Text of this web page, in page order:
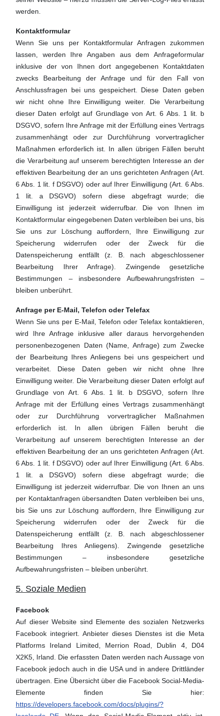
werden.
Kontaktformular
Wenn Sie uns per Kontaktformular Anfragen zukommen
lassen, werden Ihre Angaben aus dem Anfrageformular
inklusive der von Ihnen dort angegebenen Kontaktdaten
zwecks Bearbeitung der Anfrage und für den Fall von
Anschlussfragen bei uns gespeichert. Diese Daten geben
wir nicht ohne Ihre Einwilligung weiter. Die Verarbeitung
dieser Daten erfolgt auf Grundlage von Art. 6 Abs. 1 lit. b
DSGVO, sofern Ihre Anfrage mit der Erfüllung eines Vertrags
zusammenhängt oder zur Durchführung vorvertraglicher
Maßnahmen erforderlich ist. In allen übrigen Fällen beruht
die Verarbeitung auf unserem berechtigten Interesse an der
effektiven Bearbeitung der an uns gerichteten Anfragen (Art.
6 Abs. 1 lit. f DSGVO) oder auf Ihrer Einwilligung (Art. 6 Abs.
1 lit. a DSGVO) sofern diese abgefragt wurde; die
Einwilligung ist jederzeit widerrufbar. Die von Ihnen im
Kontaktformular eingegebenen Daten verbleiben bei uns, bis
Sie uns zur Löschung auffordern, Ihre Einwilligung zur
Speicherung widerrufen oder der Zweck für die
Datenspeicherung entfällt (z. B. nach abgeschlossener
Bearbeitung Ihrer Anfrage). Zwingende gesetzliche
Bestimmungen – insbesondere Aufbewahrungsfristen –
bleiben unberührt.
Anfrage per E-Mail, Telefon oder Telefax
Wenn Sie uns per E-Mail, Telefon oder Telefax kontaktieren,
wird Ihre Anfrage inklusive aller daraus hervorgehenden
personenbezogenen Daten (Name, Anfrage) zum Zwecke
der Bearbeitung Ihres Anliegens bei uns gespeichert und
verarbeitet. Diese Daten geben wir nicht ohne Ihre
Einwilligung weiter. Die Verarbeitung dieser Daten erfolgt auf
Grundlage von Art. 6 Abs. 1 lit. b DSGVO, sofern Ihre
Anfrage mit der Erfüllung eines Vertrags zusammenhängt
oder zur Durchführung vorvertraglicher Maßnahmen
erforderlich ist. In allen übrigen Fällen beruht die
Verarbeitung auf unserem berechtigten Interesse an der
effektiven Bearbeitung der an uns gerichteten Anfragen (Art.
6 Abs. 1 lit. f DSGVO) oder auf Ihrer Einwilligung (Art. 6 Abs.
1 lit. a DSGVO) sofern diese abgefragt wurde; die
Einwilligung ist jederzeit widerrufbar. Die von Ihnen an uns
per Kontaktanfragen übersandten Daten verbleiben bei uns,
bis Sie uns zur Löschung auffordern, Ihre Einwilligung zur
Speicherung widerrufen oder der Zweck für die
Datenspeicherung entfällt (z. B. nach abgeschlossener
Bearbeitung Ihres Anliegens). Zwingende gesetzliche
Bestimmungen – insbesondere gesetzliche
Aufbewahrungsfristen – bleiben unberührt.
5. Soziale Medien
Facebook
Auf dieser Website sind Elemente des sozialen Netzwerks
Facebook integriert. Anbieter dieses Dienstes ist die Meta
Platforms Ireland Limited, Merrion Road, Dublin 4, D04
X2K5, Irland. Die erfassten Daten werden nach Aussage von
Facebook jedoch auch in die USA und in andere Drittländer
übertragen. Eine Übersicht über die Facebook Social-Media-
Elemente finden Sie hier:
https://developers.facebook.com/docs/plugins/?